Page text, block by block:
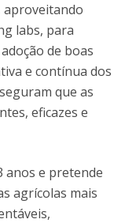
aproveitando
labs, para
de boas
e contínua dos
que as
eficazes e
anos e pretende
agrícolas mais